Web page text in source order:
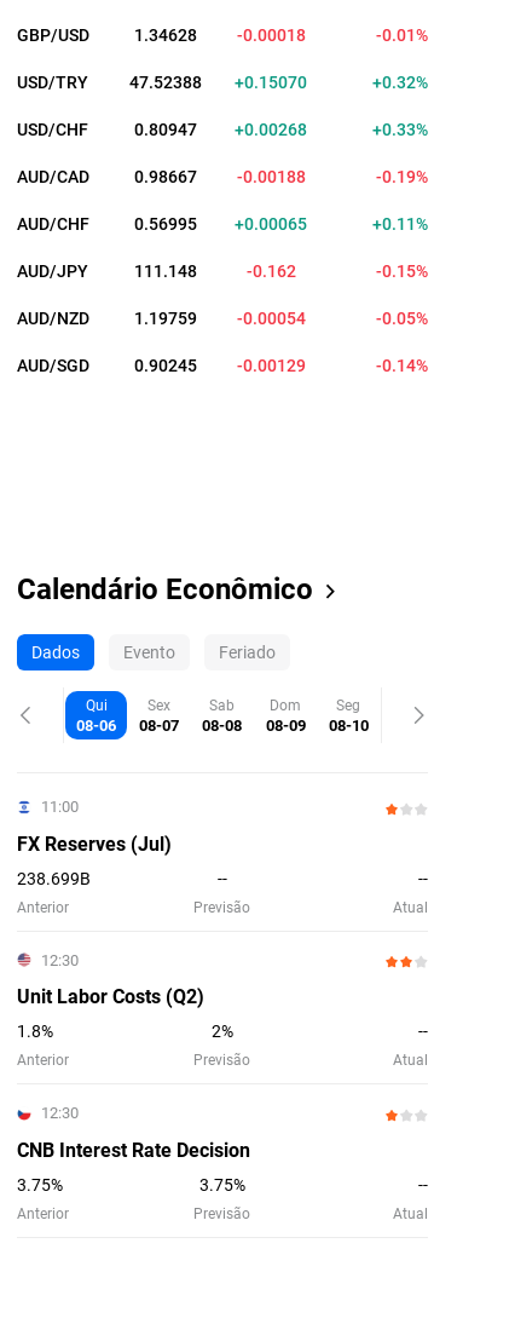
GBP/USD 1.34628 -0.00018 -0.01%
USD/TRY 47.52388 +0.15070 +0.32%
USD/CHF 0.80947 +0.00268 +0.33%
AUD/CAD 0.98669 -0.00186 -0.19%
AUD/CHF 0.56995 +0.00065 +0.11%
AUD/JPY 111.148 -0.162 -0.15%
AUD/NZD 1.19748 -0.00065 -0.05%
AUD/SGD 0.90245 -0.00129 -0.14%
Calendário Econômico
Dados Evento Feriado
Qui
08-06
Sex
08-07
Sab
08-08
Dom
08-09
Seg
08-10
11:00
FX Reserves (Jul)
238.699B -- --
Anterior Previsão Atual
12:30
Unit Labor Costs (Q2)
1.8% 2% --
Anterior Previsão Atual
12:30
CNB Interest Rate Decision
3.75% 3.75% --
Anterior Previsão Atual